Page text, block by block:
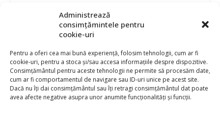
Administrează
consimțămintele pentru
cookie-uri
Pentru a oferi cea mai bună experiență, folosim tehnologii, cum ar fi
cookie-uri, pentru a stoca și/sau accesa informațiile despre dispozitive.
Consimțământul pentru aceste tehnologii ne permite să procesăm date,
cum ar fi comportamentul de navigare sau ID-uri unice pe acest site.
Dacă nu îți dai consimțământul sau îți retragi consimțământul dat poate
avea afecte negative asupra unor anumite funcționalități și funcții.
Analog Devices
Anritsu Corporation
Ansys
APS
Arduino
Arm
Asentics